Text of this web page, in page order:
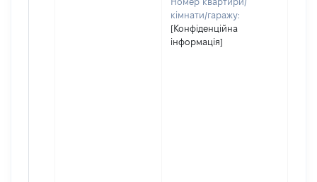
кімнати/гаражу:
[Конфіденційна
інформація]